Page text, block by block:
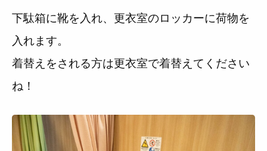
下駄箱に靴を入れ、更衣室のロッカーに荷物を
入れます。
着替えをされる方は更衣室で着替えてください
ね！